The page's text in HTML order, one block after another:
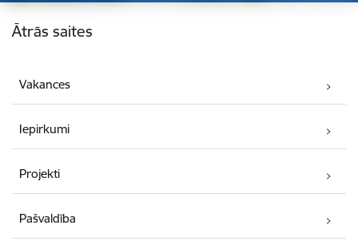
Kājene
Ātrās saites
Vakances
Iepirkumi
Projekti
Pašvaldība